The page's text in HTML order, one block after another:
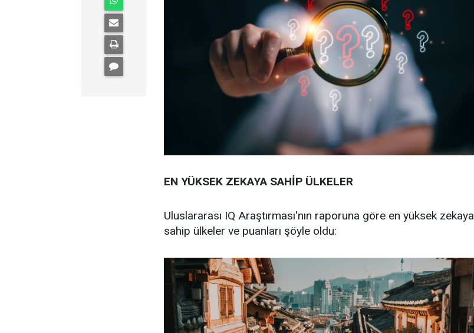
EN YÜKSEK ZEKAYA SAHİP ÜLKELER
Uluslararası IQ Araştırması'nın raporuna göre en yüksek zekaya
sahip ülkeler ve puanları şöyle oldu: